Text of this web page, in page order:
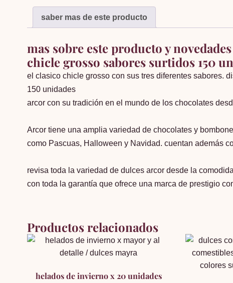
saber mas de este producto
mas sobre este producto y novedades
chicle grosso sabores surtidos 150
el clasico chicle grosso con sus tres diferentes sabores.
150 unidades
arcor con su tradición en el mundo de los chocolates
Arcor tiene una amplia variedad de chocolates y
como Pascuas, Halloween y Navidad. cuentan además
revisa toda la variedad de dulces arcor desde la
con toda la garantía que ofrece una marca de prestigio
Productos relacionados
helados de invierno x 20 unidades